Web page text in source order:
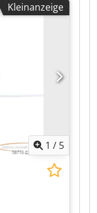
Kleinanzeige
1 / 5